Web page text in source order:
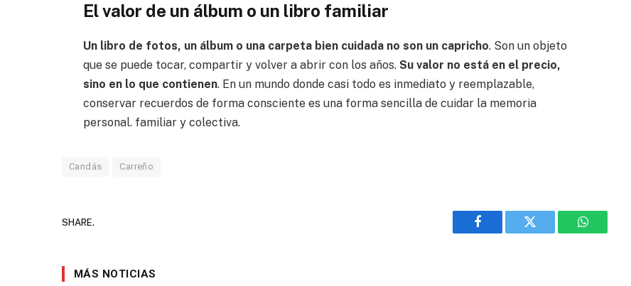
El valor de un álbum o un libro familiar
Un libro de fotos, un álbum o una carpeta bien cuidada no son un capricho. Son un objeto
que se puede tocar, compartir y volver a abrir con los años.Su valor no está en el precio,
sino en lo que contienen. En un mundo donde casi todo es inmediato y reemplazable,
conservar recuerdos de forma consciente es una forma sencilla de cuidar la memoria
personal. familiar y colectiva.
Candás Carreño
SHARE.
Facebook Twitter WhatsApp
MÁS NOTICIAS